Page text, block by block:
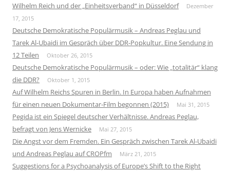
Wilhelm Reich und der „Einheitsverband“ in Düsseldorf
Dezember
17, 2015
Deutsche Demokratische Populärmusik – Andreas Peglau und
Tarek Al-Ubaidi im Gespräch über DDR-Popkultur. Eine Sendung in
12 Teilen
Oktober 26, 2015
Deutsche Demokratische Populärmusik – oder: Wie „totalitär“ klang
die DDR?
Oktober 1, 2015
Auf Wilhelm Reichs Spuren in Berlin. In Europa haben Aufnahmen
für einen neuen Dokumentar-Film begonnen (2015)
Mai 31, 2015
Pegida ist ein Spiegel deutscher Verhältnisse. Andreas Peglau,
befragt von Jens Wernicke
Mai 27, 2015
Die Angst vor dem Fremden. Ein Gespräch zwischen Tarek Al-Ubaidi
und Andreas Peglau auf CROPfm
März 21, 2015
Suggestions for a Psychoanalysis of Europe’s Shift to the Right